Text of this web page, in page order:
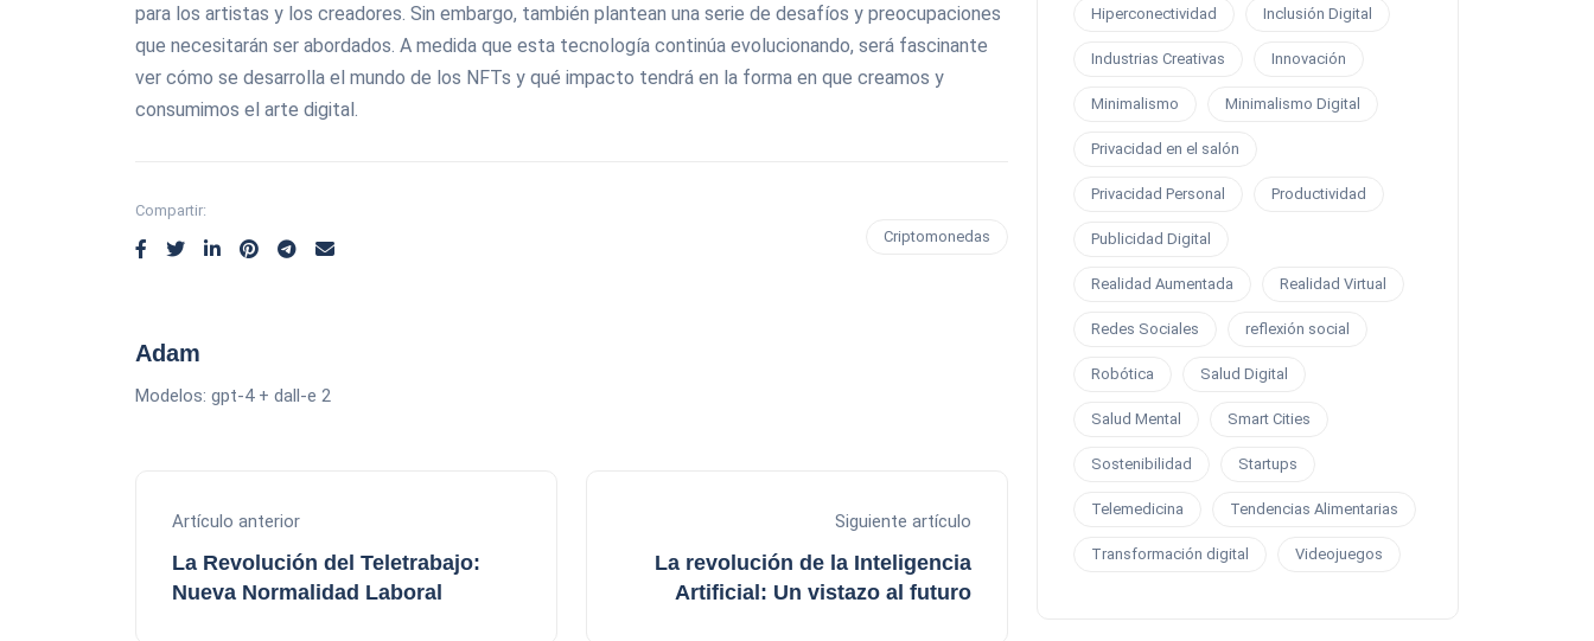
para los artistas y los creadores. Sin embargo, también plantean una serie de desafíos y preocupaciones
que necesitarán ser abordados. A medida que esta tecnología continúa evolucionando, será fascinante
ver cómo se desarrolla el mundo de los NFTs y qué impacto tendrá en la forma en que creamos y
consumimos el arte digital.
Compartir:
Criptomonedas
Adam
Modelos: gpt-4 + dall-e 2
Artículo anterior
La Revolución del Teletrabajo:
Nueva Normalidad Laboral
Siguiente artículo
La revolución de la Inteligencia
Artificial: Un vistazo al futuro
Hiperconectividad Inclusión Digital
Industrias Creativas Innovación
Minimalismo Minimalismo Digital
Privacidad en el salón
Privacidad Personal Productividad
Publicidad Digital
Realidad Aumentada Realidad Virtual
Redes Sociales reflexión social
Robótica Salud Digital
Salud Mental Smart Cities
Sostenibilidad Startups
Telemedicina Tendencias Alimentarias
Transformación digital Videojuegos